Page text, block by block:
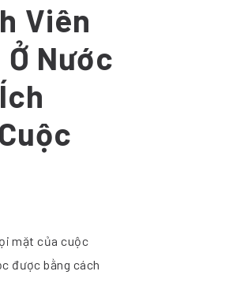
Viên
Nước
mặt của cuộc
được bằng cách